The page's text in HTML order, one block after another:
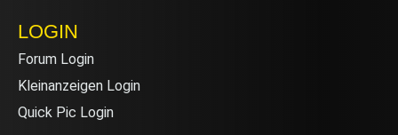
LOGIN
Forum Login
Kleinanzeigen Login
Quick Pic Login